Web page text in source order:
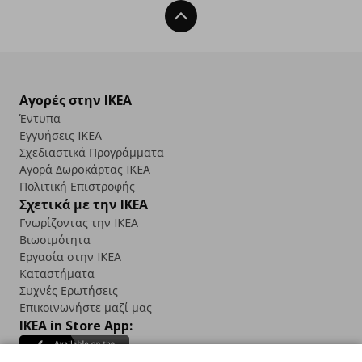
Back To Top
Αγορές στην IKEA
Έντυπα
Εγγυήσεις IKEA
Σχεδιαστικά Προγράμματα
Αγορά Δωρoκάρτας IKEA
Πολιτική Επιστροφής
Σχετικά με την IKEA
Γνωρίζοντας την IKEA
Βιωσιμότητα
Εργασία στην IKEA
Καταστήματα
Συχνές Ερωτήσεις
Επικοινωνήστε μαζί μας
IKEA in Store App: